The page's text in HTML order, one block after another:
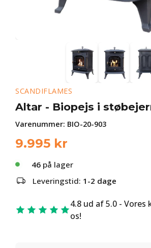
SCANDIFLAMES
Altar - Biopejs i
Varenummer: BIO-20-903
9.995 kr
46 på lager
Leveringstid: 1-2 dage
4.8 ud af 5.0 - Vores
os!